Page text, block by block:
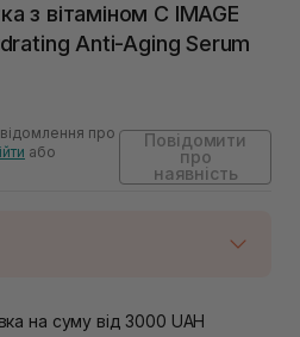
з вітаміном С IMAGE
Anti-Aging Serum
про
або
Повідомити
про
наявність
на суму від 3000 UAH